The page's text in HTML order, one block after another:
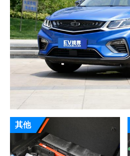
其他